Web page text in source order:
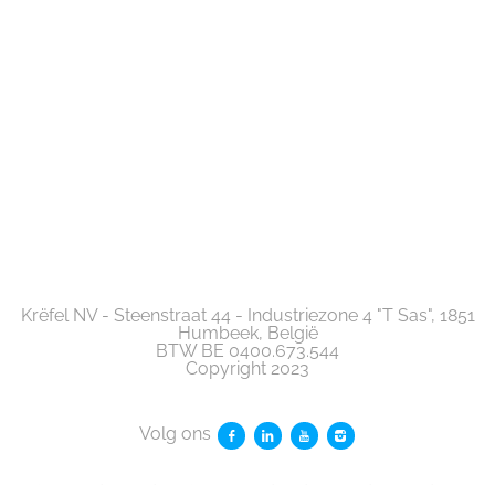
Krëfel NV - Steenstraat 44 - Industriezone 4 "T Sas", 1851
Humbeek, België
BTW BE 0400.673.544
Copyright 2023
Volg ons Volg ons facebook
Volg ons linkedin
Volg ons youtube
Volg ons instagram